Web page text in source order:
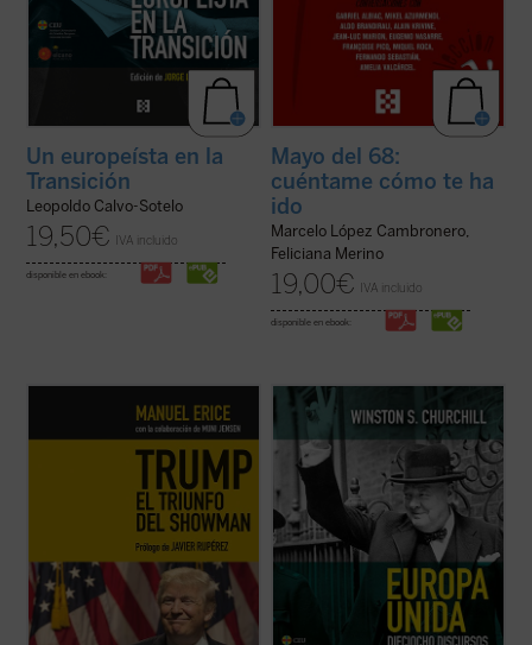
Un europeísta en la
Transición
Leopoldo Calvo-Sotelo
19,50€ IVA incluido
disponible en ebook:
Mayo del 68:
cuéntame cómo te ha
ido
Marcelo López Cambronero,
Feliciana Merino
19,00€ IVA incluido
disponible en ebook:
Una mirada periodística a la irrepetible
campaña electoral vivida por Estados
Unidos, protagonizado por un populista
genuinamente americano, Donald Trump.
La aparición del magnate, que trivializó la
reality ... (ver ficha)
Este libro recoge dieciocho discursos
sobre Europa pronunciados por Churchill
una prosa pulcra y brillante, en los que se
pueden observar las principales
cuestiones e interrogantes que el
carismático ... (ver ficha)